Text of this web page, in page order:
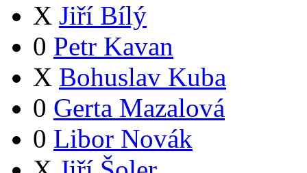
X Jiří Bílý
0 Petr Kavan
X Bohuslav Kuba
0 Gerta Mazalová
0 Libor Novák